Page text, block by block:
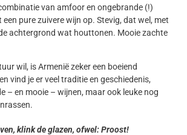
van amfoor en ongebrande (!)
een pure zuivere wijn op. Stevig, dat wel, met
achtergrond wat houttonen. Mooie zachte
wil, is Armenië zeker een boeiend
vind je er veel traditie en geschiedenis,
– en mooie – wijnen, maar ook leuke nog
klink de glazen, ofwel: Proost!